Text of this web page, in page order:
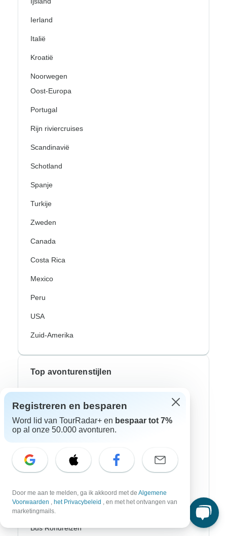
Ierland
Italië
Kroatië
Noorwegen
Oost-Europa
Portugal
Rijn riviercruises
Scandinavië
Schotland
Spanje
Turkije
Zweden
Canada
Costa Rica
Mexico
Peru
USA
Zuid-Amerika
Top avonturenstijlen
Fiets Rondreizen
Noorderlicht
Riviercruises
Afrika Safari
Wandeltochten
Culturele Rondreizen
Bus Rondreizen
Registreren en besparen
Word lid van TourRadar+ en bespaar tot 7%
op al onze 50.000 avonturen.
Door me aan te melden, ga ik akkoord met de Algemene
Voorwaarden , het Privacybeleid , en met het ontvangen van
marketingmails.